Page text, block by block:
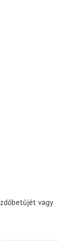
vagy